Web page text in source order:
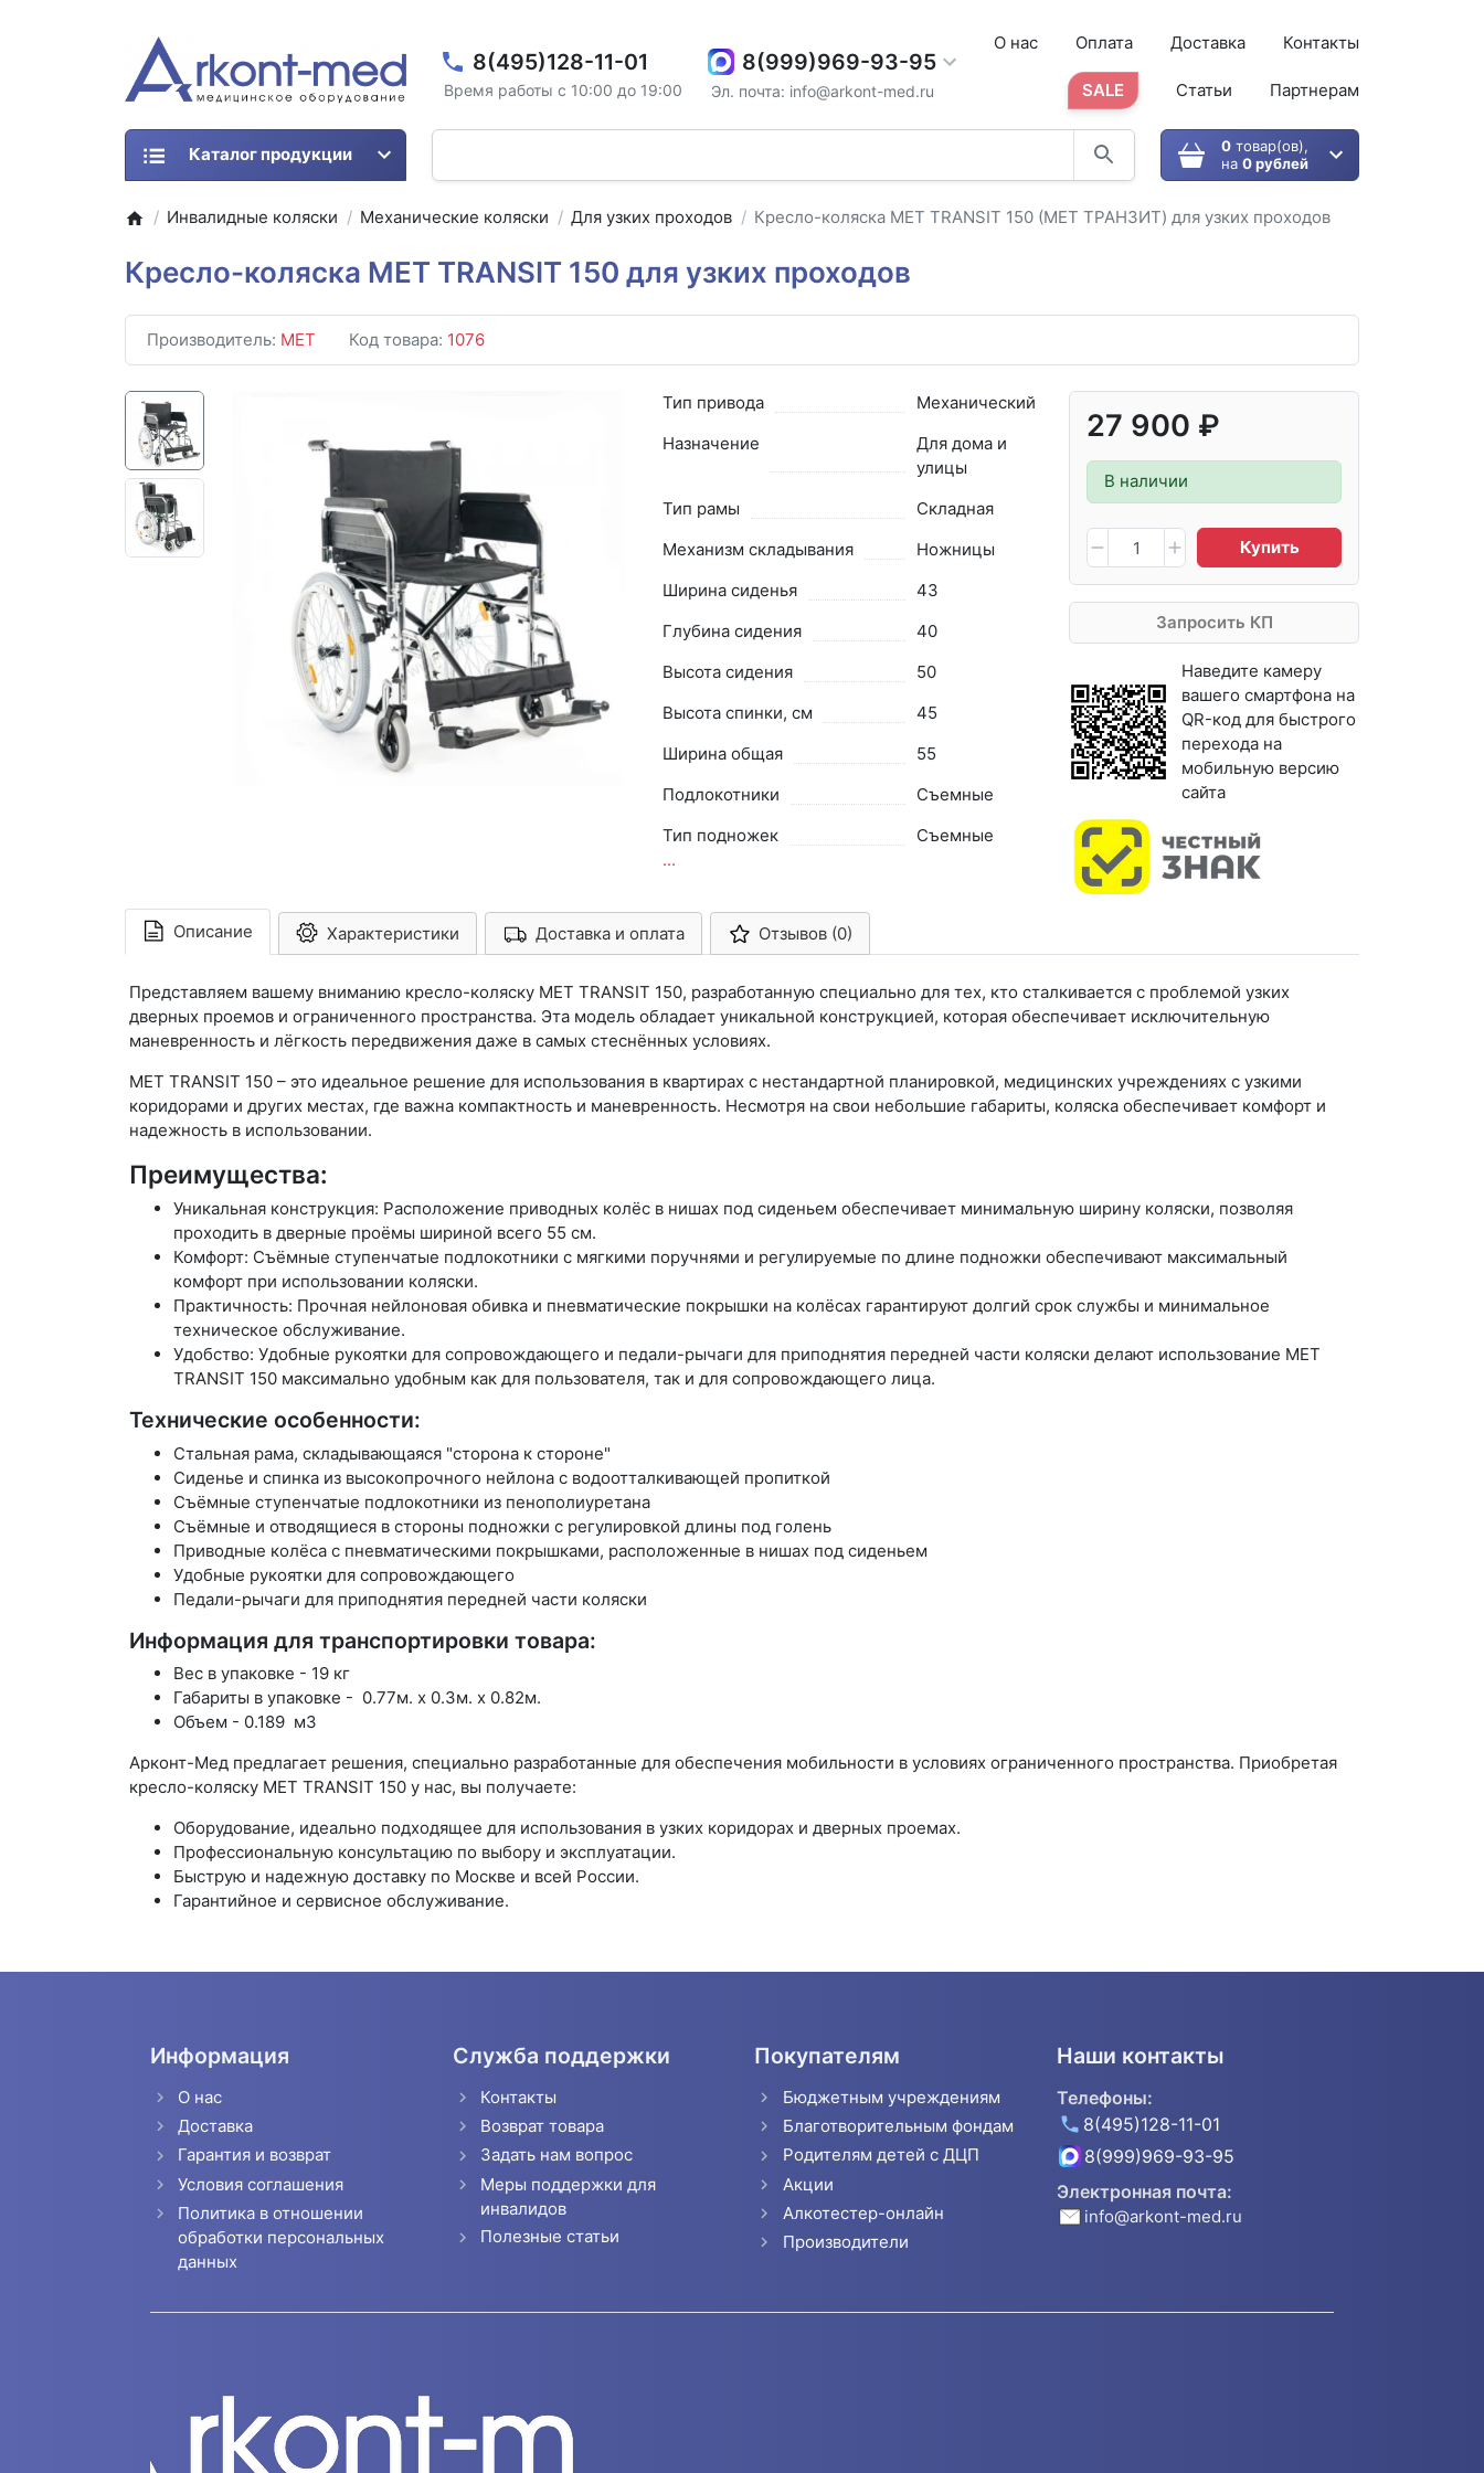
8(495)128-11-01
Время работы с 10:00 до 19:00
8(999)969-93-95
Эл. почта: info@arkont-med.ru
О нас Оплата Доставка Контакты
SALE Статьи Партнерам
0товар(ов),
на 0 рублей
Каталог продукции
Инвалидные коляски Механические коляски Для узких проходов Кресло-коляска МЕТ TRANSIT 150 (МЕТ ТРАНЗИТ) для узких проходов
Кресло-коляска МЕТ TRANSIT 150 для узких проходов
Производитель: MET Код товара: 1076
27 900 ₽
В наличии
Купить
Запросить КП
Наведите камеру
вашего смартфона на
QR-код для быстрого
перехода на
мобильную версию
сайта
Тип привода
Механический
Назначение
Для дома и
улицы
Тип рамы
Складная
Механизм складывания
Ножницы
Ширина сиденья
43
Глубина сидения
40
Высота сидения
50
Высота спинки, см
45
Ширина общая
55
Подлокотники
Съемные
Тип подножек
Съемные
...
Описание Характеристики Арконт-Мед Доставка и оплата Отзывов (0)
Представляем вашему вниманию кресло-коляску MET TRANSIT 150, разработанную специально для тех, кто сталкивается с проблемой узких
дверных проемов и ограниченного пространства. Эта модель обладает уникальной конструкцией, которая обеспечивает исключительную
маневренность и лёгкость передвижения даже в самых стеснённых условиях.
MET TRANSIT 150 – это идеальное решение для использования в квартирах с нестандартной планировкой, медицинских учреждениях с узкими
коридорами и других местах, где важна компактность и маневренность. Несмотря на свои небольшие габариты, коляска обеспечивает комфорт и
надежность в использовании.
Преимущества:
Уникальная конструкция: Расположение приводных колёс в нишах под сиденьем обеспечивает минимальную ширину коляски, позволяя
проходить в дверные проёмы шириной всего 55 см.
Комфорт: Съёмные ступенчатые подлокотники с мягкими поручнями и регулируемые по длине подножки обеспечивают максимальный
комфорт при использовании коляски.
Практичность: Прочная нейлоновая обивка и пневматические покрышки на колёсах гарантируют долгий срок службы и минимальное
техническое обслуживание.
Удобство: Удобные рукоятки для сопровождающего и педали-рычаги для приподнятия передней части коляски делают использование MET
TRANSIT 150 максимально удобным как для пользователя, так и для сопровождающего лица.
Технические особенности:
Стальная рама, складывающаяся "сторона к стороне"
Сиденье и спинка из высокопрочного нейлона с водоотталкивающей пропиткой
Съёмные ступенчатые подлокотники из пенополиуретана
Съёмные и отводящиеся в стороны подножки с регулировкой длины под голень
Приводные колёса с пневматическими покрышками, расположенные в нишах под сиденьем
Удобные рукоятки для сопровождающего
Педали-рычаги для приподнятия передней части коляски
Информация для транспортировки товара:
Вес в упаковке - 19 кг
Габариты в упаковке - 0.77м. x 0.3м. x 0.82м.
Объем - 0.189 м3
Арконт-Мед предлагает решения, специально разработанные для обеспечения мобильности в условиях ограниченного пространства. Приобретая
кресло-коляску МЕТ TRANSIT 150 у нас, вы получаете:
Оборудование, идеально подходящее для использования в узких коридорах и дверных проемах.
Профессиональную консультацию по выбору и эксплуатации.
Быструю и надежную доставку по Москве и всей России.
Гарантийное и сервисное обслуживание.
Информация
О нас
Доставка
Гарантия и возврат
Условия соглашения
Политика в отношении
обработки персональных
данных
Служба поддержки
Контакты
Возврат товара
Задать нам вопрос
Меры поддержки для
инвалидов
Полезные статьи
Покупателям
Бюджетным учреждениям
Благотворительным фондам
Родителям детей с ДЦП
Акции
Алкотестер-онлайн
Производители
Наши контакты
Телефоны:
8(495)128-11-01
8(999)969-93-95
Электронная почта:
info@arkont-med.ru